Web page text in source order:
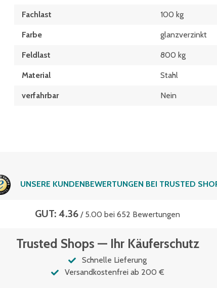
Fachlast 100 kg
Farbe glanzverzinkt
Feldlast 800 kg
Material Stahl
verfahrbar Nein
UNSERE KUNDENBEWERTUNGEN BEI TRUSTED
GUT: 4.36 / 5.00 bei 652 Bewertungen
Trusted Shops — Ihr Käuferschutz
Schnelle Lieferung
Versandkostenfrei ab 200 €